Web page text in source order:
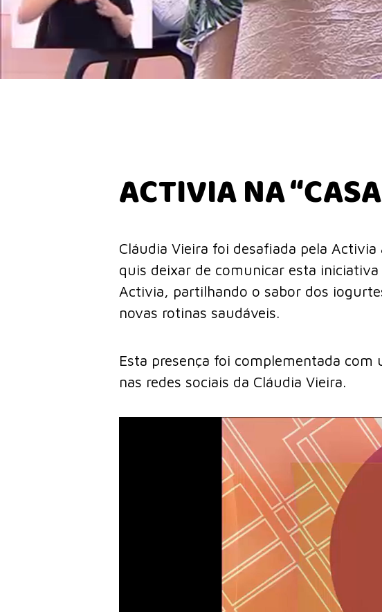
ACTIVIA NA
Cláudia Vieira foi desafiada pela
quis deixar de comunicar esta iniciativa
Activia, partilhando o sabor dos
novas rotinas saudáveis.
Esta presença foi complementada
nas redes sociais da Cláudia Vieira.